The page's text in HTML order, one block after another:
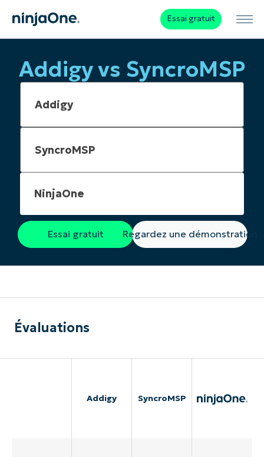
Essai gratuit
Addigy vs SyncroMSP
NinjaOne
Essai gratuit Regardez une démonstration
Évaluations
Addigy SyncroMSP